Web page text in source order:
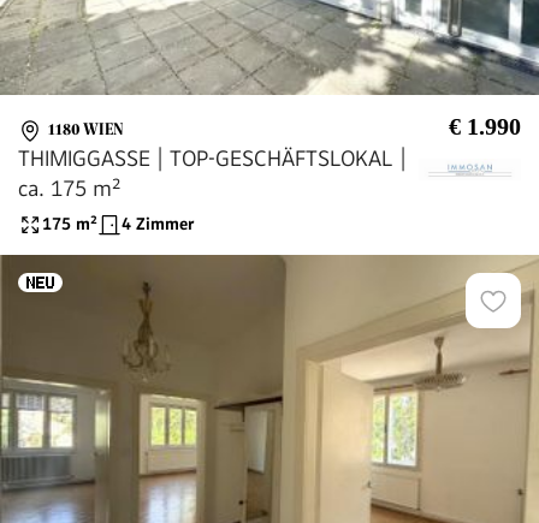
1180 WIEN € 1.990
THIMIGGASSE | TOP-GESCHÄFTSLOKAL |
ca. 175 m²
175 m² 4 Zimmer